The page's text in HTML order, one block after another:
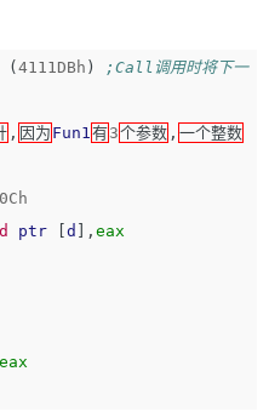
( 4111DBh )
;Call调用时将下一
, 因为 Fun1有3个参数 , 一个整数
0Ch
ptr d ], eax
eax